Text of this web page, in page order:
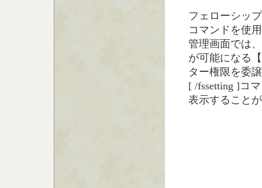
フェローシッ
コマンドを使
管理画面では
が可能になる
ター権限を委
[ /fssetting ]コ
表示すること